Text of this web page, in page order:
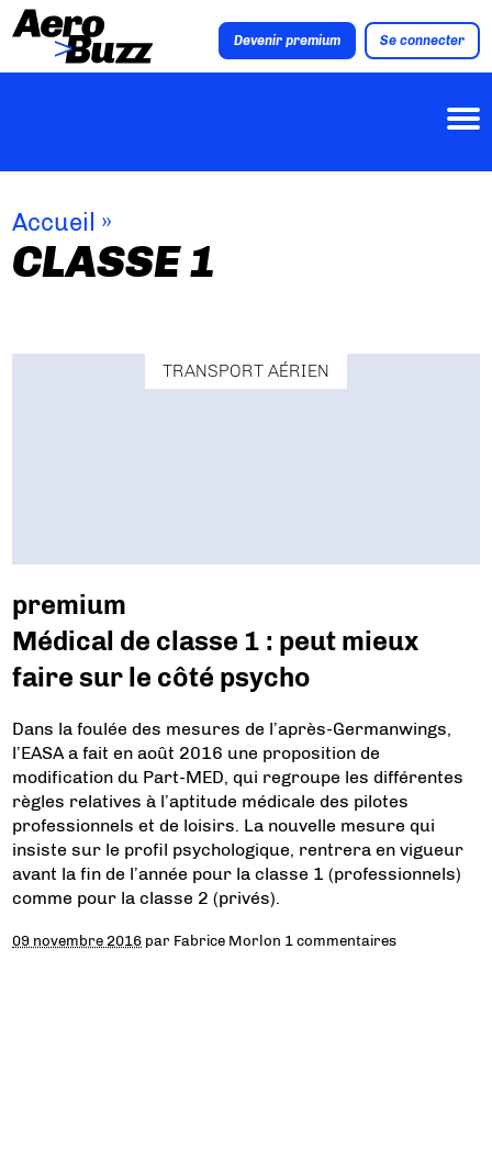
Devenir premium Se connecter
Accueil »
CLASSE 1
TRANSPORT AÉRIEN
premium
Médical de classe 1 : peut mieux
faire sur le côté psycho
Dans la foulée des mesures de l’après-Germanwings,
l’EASA a fait en août 2016 une proposition de
modification du Part-MED, qui regroupe les différentes
règles relatives à l’aptitude médicale des pilotes
professionnels et de loisirs. La nouvelle mesure qui
insiste sur le profil psychologique, rentrera en vigueur
avant la fin de l’année pour la classe 1 (professionnels)
comme pour la classe 2 (privés).
09 novembre 2016 par Fabrice Morlon 1 commentaires